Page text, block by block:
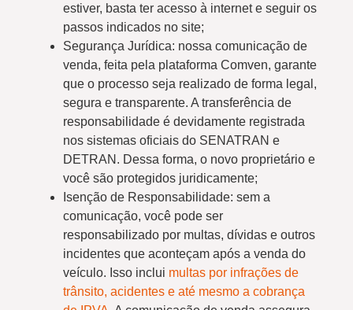
estiver, basta ter acesso à internet e seguir os
passos indicados no site;
Segurança Jurídica: nossa comunicação de
venda, feita pela plataforma Comven, garante
que o processo seja realizado de forma legal,
segura e transparente. A transferência de
responsabilidade é devidamente registrada
nos sistemas oficiais do SENATRAN e
DETRAN. Dessa forma, o novo proprietário e
você são protegidos juridicamente;
Isenção de Responsabilidade: sem a
comunicação, você pode ser
responsabilizado por multas, dívidas e outros
incidentes que aconteçam após a venda do
veículo. Isso inclui multas por infrações de
trânsito, acidentes e até mesmo a cobrança